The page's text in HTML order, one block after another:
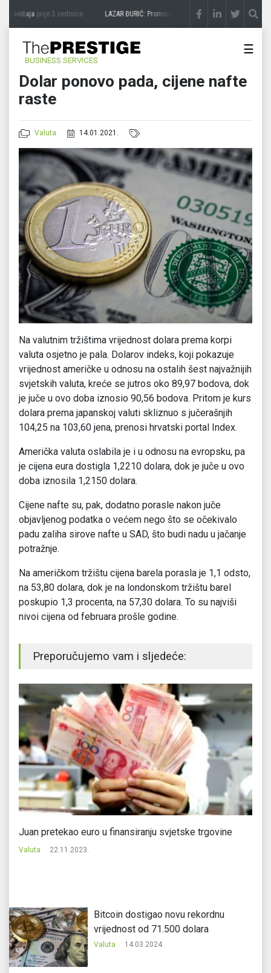
zavičajaprije 3 sedmice LAZAR ĐURIĆ: Promocija potencijal pretvara u destinaciju
BUSINESS SERVICES
☰
Dolar ponovo pada, cijene nafte
raste
Valuta 14.01.2021.
Na valutnim tržištima vrijednost dolara prema korpi
valuta osjetno je pala. Dolarov indeks, koji pokazuje
vrijednost američke u odnosu na ostalih šest najvažnijih
svjetskih valuta, kreće se jutros oko 89,97 bodova, dok
je juče u ovo doba iznosio 90,56 bodova. Pritom je kurs
dolara prema japanskoj valuti skliznuo s jučerašnjih
104,25 na 103,60 jena, prenosi hrvatski portal Index.
Američka valuta oslabila je i u odnosu na evropsku, pa
je cijena eura dostigla 1,2210 dolara, dok je juče u ovo
doba iznosila 1,2150 dolara.
Cijene nafte su, pak, dodatno porasle nakon juče
objavljenog podatka o većem nego što se očekivalo
padu zaliha sirove nafte u SAD, što budi nadu u jačanje
potražnje.
Na američkom tržištu cijena barela porasla je 1,1 odsto,
na 53,80 dolara, dok je na londonskom tržištu barel
poskupio 1,3 procenta, na 57,30 dolara. To su najviši
nivoi cijena od februara prošle godine.
Preporučujemo vam i sljedeće:
Juan pretekao euro u finansiranju svjetske trgovine
Valuta 22.11.2023.
Bitcoin dostigao novu rekordnu
vrijednost od 71.500 dolara
Valuta 14.03.2024.